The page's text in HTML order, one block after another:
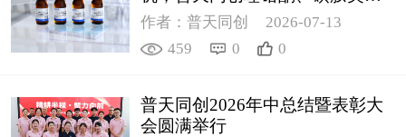
控新品筑牢环境安全防线
作者：普天同创
2026-07-13
459
0 0
普天同创2026年中总结暨表彰大
会圆满举行